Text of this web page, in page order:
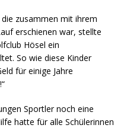
zusammen mit ihrem
erschienen war, stellte
Hösel ein
So wie diese Kinder
für einige Jahre
Sportler noch eine
hatte für alle Schülerinnen